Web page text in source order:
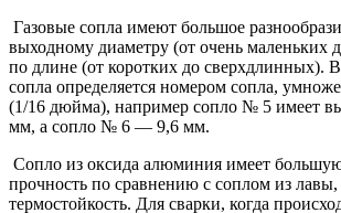
Газовые сопла имеют большое
выходному диаметру (от очень маленьких
по длине (от коротких до сверхдлинных).
сопла определяется номером сопла,
(1/16 дюйма), например сопло № 5 имеет
мм, а сопло № 6 — 9,6 мм.
Сопло из оксида алюминия имеет
прочность по сравнению с соплом из
термостойкость. Для сварки, когда